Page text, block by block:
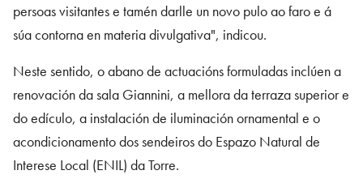
persoas visitantes e tamén darlle un novo pulo ao faro e á
súa contorna en materia divulgativa", indicou.
Neste sentido, o abano de actuacións formuladas inclúen a
renovación da sala Giannini, a mellora da terraza superior e
do edículo, a instalación de iluminación ornamental e o
acondicionamento dos sendeiros do Espazo Natural de
Interese Local (ENIL) da Torre.